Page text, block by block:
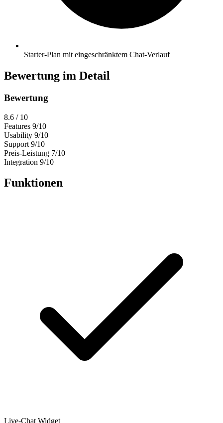
Starter-Plan mit eingeschränktem Chat-Verlauf
Bewertung im Detail
Bewertung
8.6 / 10
Features 9/10
Usability 9/10
Support 9/10
Preis-Leistung 7/10
Integration 9/10
Funktionen
Live-Chat Widget